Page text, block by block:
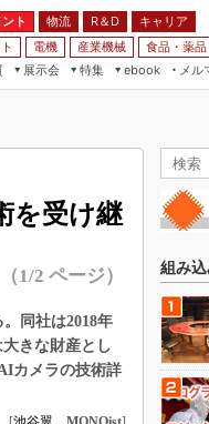
ト 物流 R＆D
キャリア
電機 産業機械 食品・薬
展示会
特集
ebook
メル
を受け継
（1/2 ページ）
同社は2018年
きな財産とし
カメラの技術詳
組み